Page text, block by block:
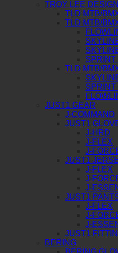
TROY LEE
TLD MTB/
TLD MTB/
SPRINT
TLD MTB/
SPRINT
JUST1 GEAR
J-COMMAND
JUST1
J-HRD
J-FLEX
J-
JUST1
J-FLEX
J-
J-
JUST1
J-FLEX
J-
J-
JUST1
BERING